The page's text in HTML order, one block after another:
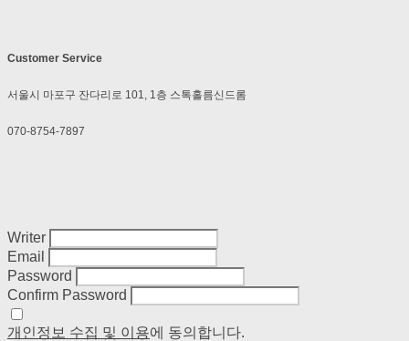
Customer Service
서울시 마포구 잔다리로 101, 1층 스톡홀름신드롬
070-8754-7897
Writer
Email
Password
Confirm Password
개인정보 수집 및 이용에 동의합니다.